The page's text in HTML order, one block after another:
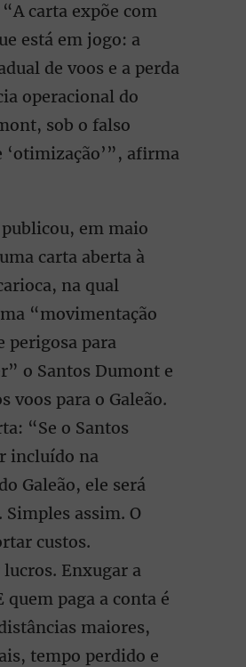
carta expõe com
está em jogo: a
de voos e a perda
operacional do
sob o falso
‘otimização’”, afirma
em maio
carta aberta à
na qual
“movimentação
perigosa para
o Santos Dumont e
voos para o Galeão.
“Se o Santos
incluído na
Galeão, ele será
Simples assim. O
custos.
Enxugar a
quem paga a conta é
maiores,
tempo perdido e